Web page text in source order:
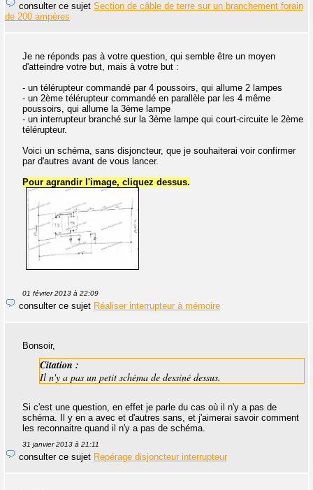
consulter ce sujet Section de câble de terre sur un branchement forain
de 200 ampères
Je ne réponds pas à votre question, qui semble être un moyen
d'atteindre votre but, mais à votre but :
- un télérupteur commandé par 4 poussoirs, qui allume 2 lampes
- un 2ème télérupteur commandé en parallèle par les 4 même
poussoirs, qui allume la 3ème lampe
- un interrupteur branché sur la 3ème lampe qui court-circuite le 2ème
télérupteur.
Voici un schéma, sans disjoncteur, que je souhaiterai voir confirmer
par d'autres avant de vous lancer.
Pour agrandir l'image, cliquez dessus.
01 février 2013 à 22:09
consulter ce sujet Réaliser interrupteur à mémoire
Bonsoir,
Citation :
Il n'y a pas un petit schéma de dessiné dessus.
Si c'est une question, en effet je parle du cas où il n'y a pas de
schéma. Il y en a avec et d'autres sans, et j'aimerai savoir comment
les reconnaitre quand il n'y a pas de schéma.
31 janvier 2013 à 21:11
consulter ce sujet Repérage disjoncteur interrupteur